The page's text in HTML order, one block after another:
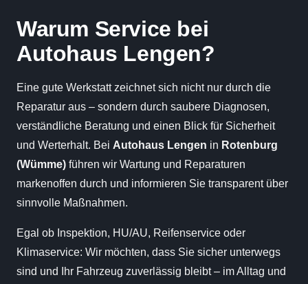
Warum Service bei
Autohaus Lengen?
Eine gute Werkstatt zeichnet sich nicht nur durch die
Reparatur aus – sondern durch saubere Diagnosen,
verständliche Beratung und einen Blick für Sicherheit
und Werterhalt. Bei Autohaus Lengen in Rotenburg
(Wümme) führen wir Wartung und Reparaturen
markenoffen durch und informieren Sie transparent über
sinnvolle Maßnahmen.
Egal ob Inspektion, HU/AU, Reifenservice oder
Klimaservice: Wir möchten, dass Sie sicher unterwegs
sind und Ihr Fahrzeug zuverlässig bleibt – im Alltag und